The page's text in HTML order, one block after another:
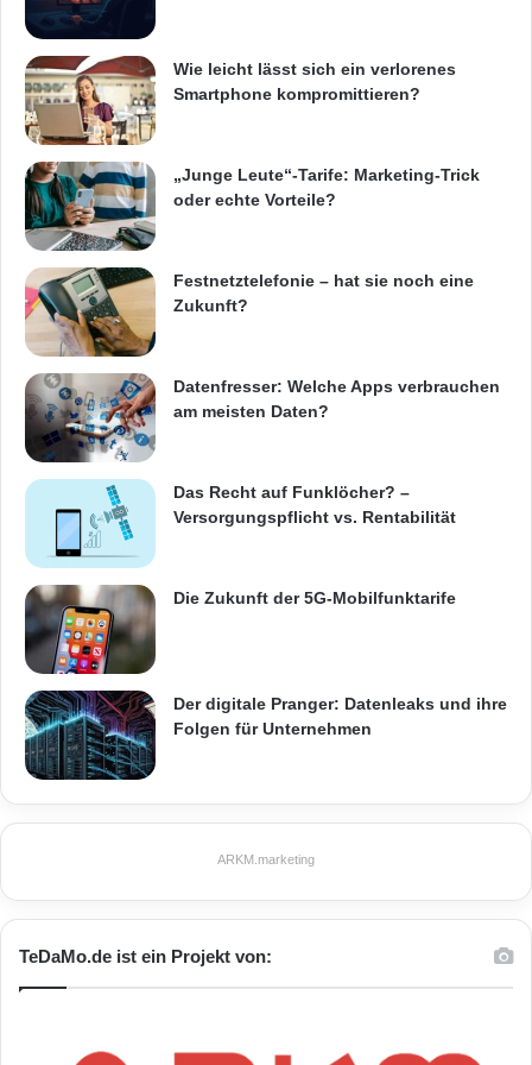
sind bei der Verortung von aktuellen
Adressdaten auf Basis der Postleitzahl eine
unverzichtbare Information, um
flächendeckende Analysen durchführen zu
können.“
Beispiele für Aktualisierungen:
Administrativ
In Portugal wurde die Gebietsreform auf
administrativer Ebene der Freguesias
umgesetzt. Zur Verschlankung der
kommunalen Verwaltung wurden hier
zahlreiche kleine Gemeinden zusammengelegt
oder eingemeindet. Das Ergebnis ist ein um
über 1.000 Frequesias reduzierter Layer.
Postalisch
Allein in Europa gab es ca. 3.000 Änderungen
der postalischen Gebietsgrenzen.
Mikrogeographisch
Das Update enthält für 22 afrikanische Länder
r
m
F
a
s
h
S
p
e
c
h
e
r
n
Wie leicht lässt sich ein verlorenes
Smartphone kompromittieren?
„Junge Leute“-Tarife: Marketing-Trick
oder echte Vorteile?
Festnetztelefonie – hat sie noch eine
Zukunft?
Datenfresser: Welche Apps verbrauchen
am meisten Daten?
Das Recht auf Funklöcher? –
Versorgungspflicht vs. Rentabilität
Die Zukunft der 5G-Mobilfunktarife
Der digitale Pranger: Datenleaks und ihre
Folgen für Unternehmen
ARKM.marketing
TeDaMo.de ist ein Projekt von: